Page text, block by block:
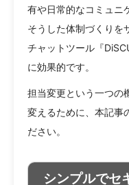
有や日常的なコミュニ
そうした体制づくりを
チャットツール『
に効果的です。
担当変更という一つの
変えるために、本記事
ださい。
シンプルでセ